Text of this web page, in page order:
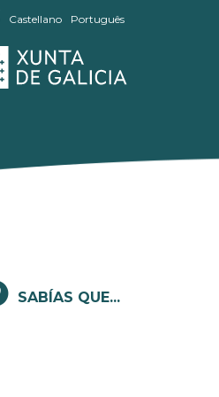
Castellano Português
SABÍAS QUE...